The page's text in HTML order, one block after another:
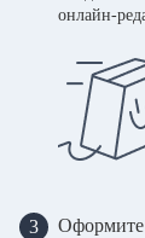
онлайн-
3 Оформите